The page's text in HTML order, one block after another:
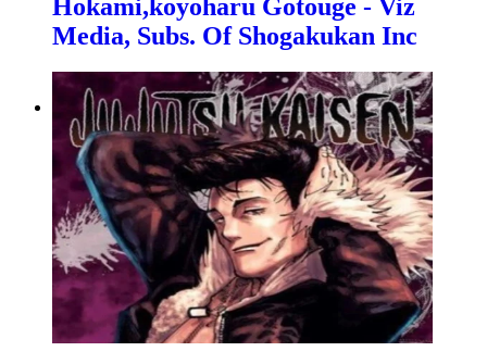
Hokami,koyoharu Gotouge - Viz
Media, Subs. Of Shogakukan Inc